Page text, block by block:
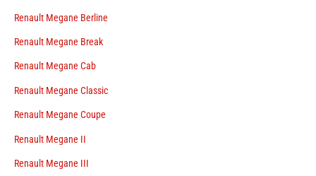
Renault Megane Berline
Renault Megane Break
Renault Megane Cab
Renault Megane Classic
Renault Megane Coupe
Renault Megane II
Renault Megane III